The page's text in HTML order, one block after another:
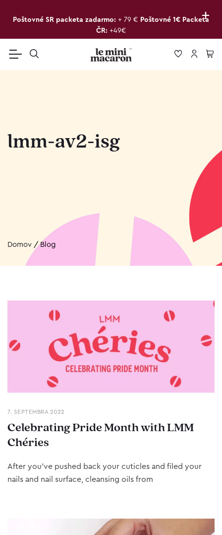
+
Poštovné SR packeta zadarmo: + 79 € Poštovné 1€ Packeta
ČR: +49€
lmm-av2-isg
Domov /Blog
7. SEPTEMBRA 2022
Celebrating Pride Month with LMM
Chéries
After you’ve pushed back your cuticles and filed your
nails and nail surface, cleansing oils from